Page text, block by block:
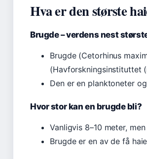
Hva er den største
Brugde – verdens nest
Brugde (Cetorhinus
(Havforskningsinstituttet
Den er en planktoneter
Hvor stor kan en brugde bli?
Vanligvis 8–10 meter,
Brugde er en av de få